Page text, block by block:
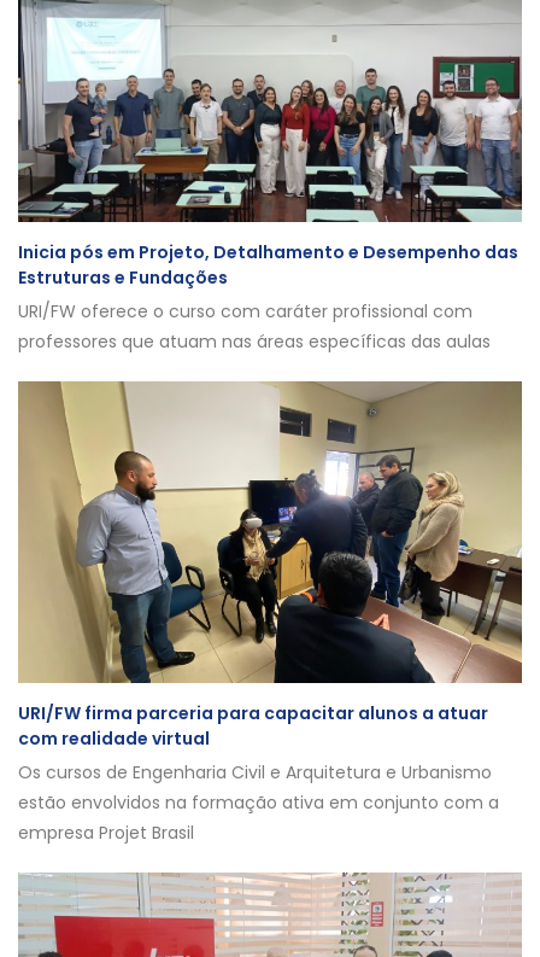
Inicia pós em Projeto, Detalhamento e Desempenho das
Estruturas e Fundações
URI/FW oferece o curso com caráter profissional com
professores que atuam nas áreas específicas das aulas
URI/FW firma parceria para capacitar alunos a atuar
com realidade virtual
Os cursos de Engenharia Civil e Arquitetura e Urbanismo
estão envolvidos na formação ativa em conjunto com a
empresa Projet Brasil